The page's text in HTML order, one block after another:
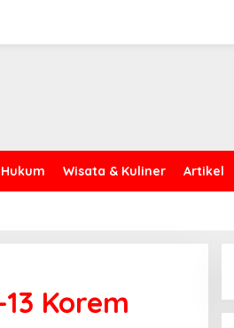
Hukum Wisata & Kuliner Artikel
Korem